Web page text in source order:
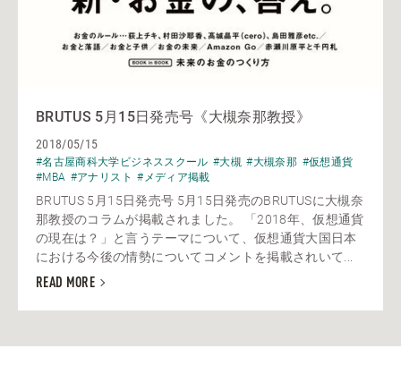
BRUTUS 5月15日発売号《大槻奈那教授》
2018/05/15
#名古屋商科大学ビジネススクール #大槻 #大槻奈那 #仮想通貨
#MBA #アナリスト #メディア掲載
BRUTUS 5月15日発売号 5月15日発売のBRUTUSに大槻奈
那教授のコラムが掲載されました。 「2018年、仮想通貨
の現在は？」と言うテーマについて、仮想通貨大国日本
における今後の情勢についてコメントを掲載されいて...
READ MORE